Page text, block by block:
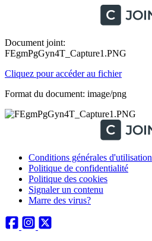
Document joint:
FEgmPgGyn4T_Capture1.PNG
Cliquez pour accéder au fichier
Format du document: image/png
Conditions générales d'utilisation
Politique de confidentialité
Politique des cookies
Signaler un contenu
Marre des virus?